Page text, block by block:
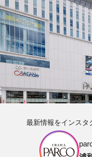
最新情報をインスタ